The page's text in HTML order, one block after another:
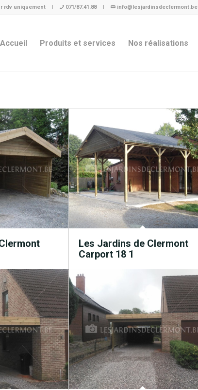
rdv uniquement | 071/87.41.88 | info@lesjardinsdeclermont.be
Accueil Produits et services Nos réalisations
Les Jardins de Clermont
Carport 18 1